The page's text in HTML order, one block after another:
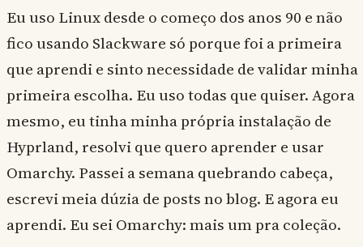
Eu uso Linux desde o começo dos anos 90 e não
fico usando Slackware só porque foi a primeira
que aprendi e sinto necessidade de validar minha
primeira escolha. Eu uso todas que quiser. Agora
mesmo, eu tinha minha própria instalação de
Hyprland, resolvi que quero aprender e usar
Omarchy. Passei a semana quebrando cabeça,
escrevi meia dúzia de posts no blog. E agora eu
aprendi. Eu sei Omarchy: mais um pra coleção.